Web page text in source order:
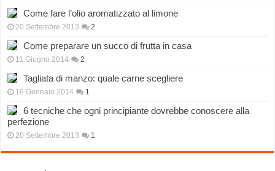
Come fare l’olio aromatizzato al limone
20 Settembre 2013 2
Come preparare un succo di frutta in casa
11 Giugno 2014 2
Tagliata di manzo: quale carne scegliere
16 Gennaio 2014 1
6 tecniche che ogni principiante dovrebbe conoscere alla
perfezione
20 Settembre 2013 1